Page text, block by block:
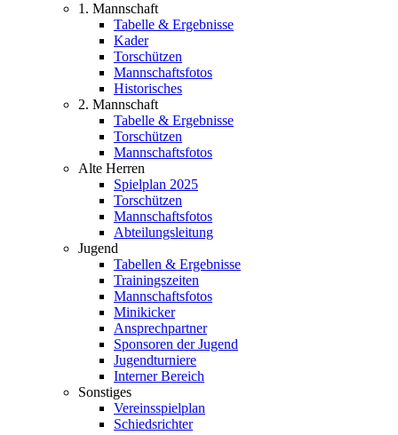
1. Mannschaft
Tabelle & Ergebnisse
Kader
Torschützen
Mannschaftsfotos
Historisches
2. Mannschaft
Tabelle & Ergebnisse
Torschützen
Mannschaftsfotos
Alte Herren
Spielplan 2025
Torschützen
Mannschaftsfotos
Abteilungsleitung
Jugend
Tabellen & Ergebnisse
Trainingszeiten
Mannschaftsfotos
Minikicker
Ansprechpartner
Sponsoren der Jugend
Jugendturniere
Interner Bereich
Sonstiges
Vereinsspielplan
Schiedsrichter